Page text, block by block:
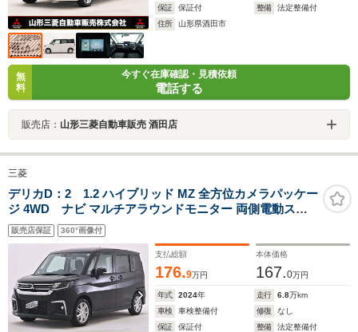
保証
保証付 整備
法定整備付
住所
山形県酒田市
無
料
今すぐ在庫確認・見積依頼
電話する
販売店： 山形三菱自動車販売 酒田店
三菱
デリカD：2 1.2 ハイブリッド MZ 全方位カメラパッケー
ジ 4WD ナビ マルチアラウンドモニター 両側電動スラ
イドドア ドライブレコーダー ETC 前席ウォークスルー
レーンキープアシスト 横滑り防止装置
販売店保証 360°画像付
支払総額
176.9万円
本体価格
167.0万円
年式 2024年 走行 6.8万km
車検
車検整備付 修復
なし
保証
保証付 整備
法定整備付